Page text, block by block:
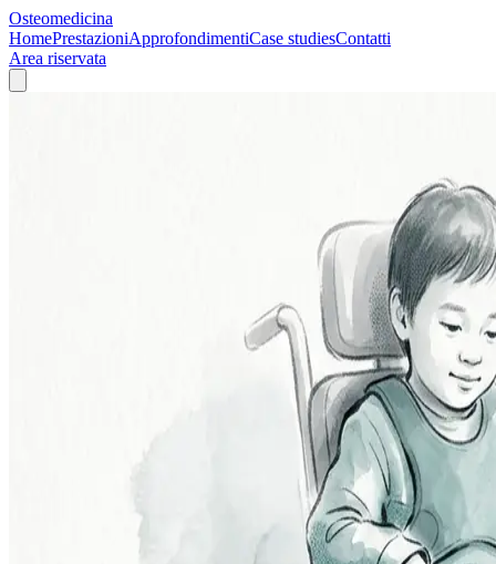
Osteomedicina
HomePrestazioniApprofondimentiCase studiesContatti
Area riservata